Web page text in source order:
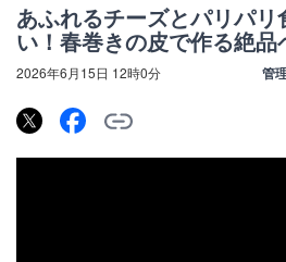
あふれるチーズとパリパ
い！春巻きの皮で作る絶
2026年6月15日 12時0分 管